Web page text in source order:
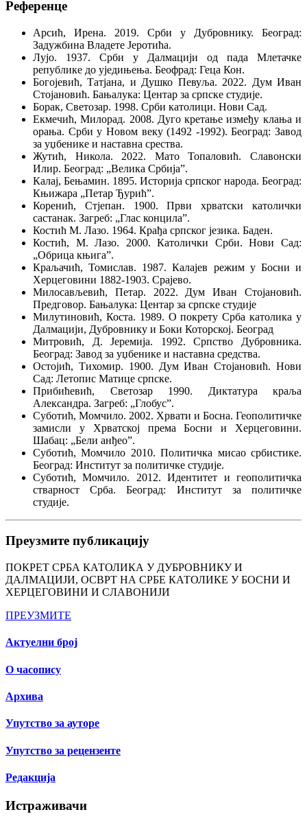
Референце
Арсић, Ирена. 2019. Срби у Дубровнику. Београд:
Задужбина Владете Јеротића.
Лујо. 1937. Срби у Далмацији од пада Млетачке
републике до уједињења. Беофрад: Геца Кон.
Богојевић, Татјана, и Душко Певуља. 2022. Дум Иван
Стојановић. Бањалука: Центар за српске студије.
Борак, Светозар. 1998. Срби католици. Нови Сад.
Екмечић, Милорад. 2008. Дуго кретање између клања и
орања. Срби у Новом веку (1492 -1992). Београд: Завод
за уџбенике и наставна срества.
Жутић, Никола. 2022. Мато Топаловић. Славонски
Илир. Београд: „Велика Србија”.
Калај, Бењамин. 1895. Историја српског народа. Београд:
Књижара „Петар Ђурић”.
Коренић, Стјепан. 1900. Први хрватски католички
састанак. Загреб: „Глас концила”.
Костић М. Лазо. 1964. Крађа српског језика. Баден.
Костић, М. Лазо. 2000. Католички Срби. Нови Сад:
„Обрица књига”.
Краљачић, Томислав. 1987. Калајев режим у Босни и
Херцеговини 1882-1903. Срајево.
Милосављевић, Петар. 2022. Дум Иван Стојановић.
Предговор. Бањалука: Центар за српске студије
Милутиновић, Коста. 1989. О покрету Срба католика у
Далмацији, Дубровнику и Боки Которској. Београд
Митровић, Д. Јеремија. 1992. Српство Дубровника.
Београд: Завод за уџбенике и наставна средства.
Остојић, Тихомир. 1900. Дум Иван Стојановић. Нови
Сад: Летопис Матице српске.
Прибићевић, Светозар 1990. Диктатура краља
Александра. Загреб: „Глобус”.
Суботић, Момчило. 2002. Хрвати и Босна. Геополитичке
замисли у Хрватској према Босни и Херцеговини.
Шабац: „Бели анђео”.
Суботић, Момчило 2010. Политичка мисао србистике.
Београд: Институт за политичке студије.
Суботић, Момчило. 2012. Идентитет и геополитичка
стварност Срба. Београд: Институт за политичке
студије.
Преузмите публикацију
ПОКРЕТ СРБА КАТОЛИКА У ДУБРОВНИКУ И
ДАЛМАЦИЈИ, ОСВРТ НА СРБЕ КАТОЛИКЕ У БОСНИ И
ХЕРЦЕГОВИНИ И СЛАВОНИЈИ
ПРЕУЗМИТЕ
Актуелни број
О часопису
Архива
Упутство за ауторе
Упутство за рецензенте
Редакција
Истраживачи